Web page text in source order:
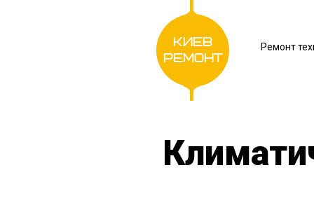
Киев
Ремонт
Ремонт